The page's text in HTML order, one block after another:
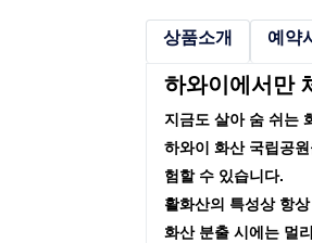
상품소개 예약
하와이에서만
지금도 살아 숨 쉬는
하와이 화산 국립공
험할 수 있습니다.
활화산의 특성상 항
화산 분출 시에는 멀